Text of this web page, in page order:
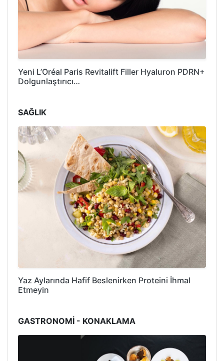
Yeni L’Oréal Paris Revitalift Filler Hyaluron PDRN+
Dolgunlaştırıcı…
SAĞLIK
Yaz Aylarında Hafif Beslenirken Proteini İhmal
Etmeyin
GASTRONOMİ - KONAKLAMA